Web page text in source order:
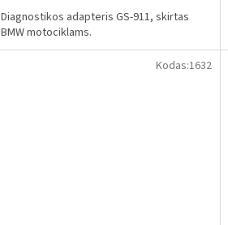
Diagnostikos adapteris GS-911, skirtas
BMW motociklams.
Kodas:1632